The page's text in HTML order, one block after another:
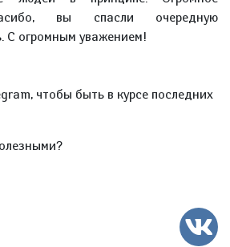
вы спасли очередную
С огромным уважением!
чтобы быть в курсе последних